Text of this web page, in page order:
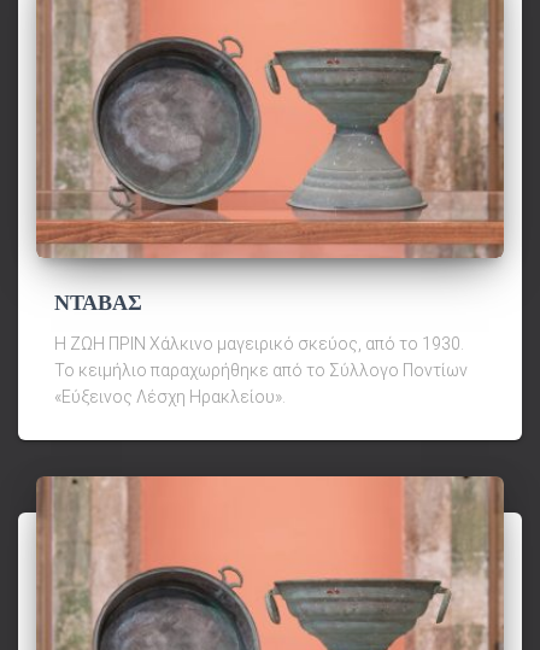
ΝΤΑΒΑΣ
Η ΖΩΗ ΠΡΙΝ Χάλκινο μαγειρικό σκεύος, από το 1930.
Το κειμήλιο παραχωρήθηκε από το Σύλλογο Ποντίων
«Εύξεινος Λέσχη Ηρακλείου».